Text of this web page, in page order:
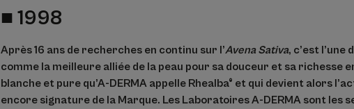
■ 1998
Après 16 ans de recherches en continu sur l’Avena Sativa, c’est
comme la meilleure alliée de la peau pour sa douceur et sa richesse
blanche et pure qu’A-DERMA appelle Rhealba® et qui devient alors
encore signature de la Marque. Les Laboratoires A-DERMA sont les